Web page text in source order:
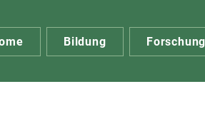
Bildung Forschung